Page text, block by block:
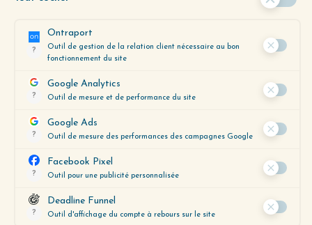
Votre adresse e-mail ne sera pas publiée.
Les champs obligatoires sont indiqués
Commentaire